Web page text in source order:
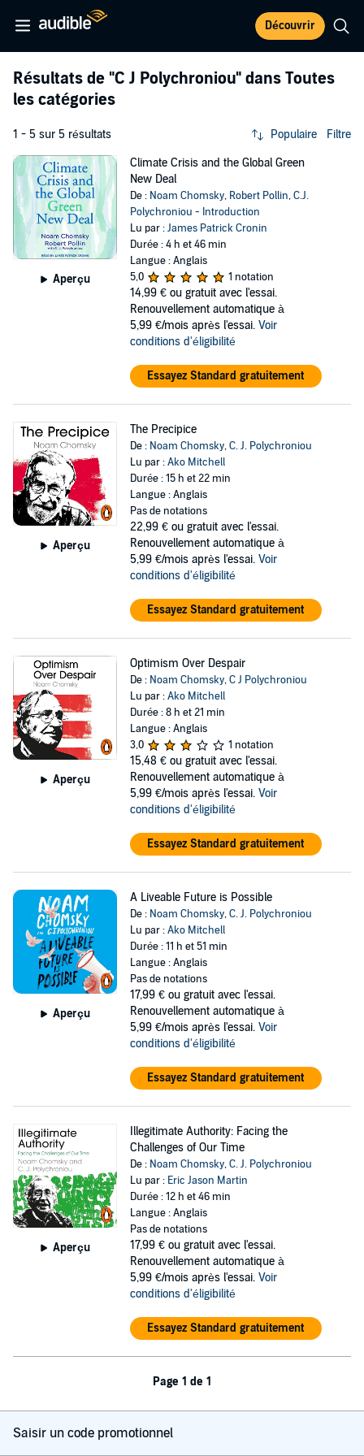
Découvrir
Résultats de "C J Polychroniou" dans Toutes
les catégories
1 - 5 sur 5 résultats Populaire Filtre
Aperçu
Climate Crisis and the Global Green
New Deal
De : Noam Chomsky, Robert Pollin,C.J.
Polychroniou - Introduction
Lu par :James Patrick Cronin
Durée : 4 h et 46 min
Langue : Anglais
5,0
1 notation
14,99 € ou gratuit avec l'essai.
Renouvellement automatique à
5,99 €/mois après l'essai. Voir
conditions d'éligibilité
Essayez Standard gratuitement
Aperçu
The Precipice
De : Noam Chomsky,C. J. Polychroniou
Lu par :Ako Mitchell
Durée : 15 h et 22 min
Langue : Anglais
Pas de notations
22,99 € ou gratuit avec l'essai.
Renouvellement automatique à
5,99 €/mois après l'essai. Voir
conditions d'éligibilité
Essayez Standard gratuitement
Aperçu
Optimism Over Despair
De : Noam Chomsky,C J Polychroniou
Lu par :Ako Mitchell
Durée : 8 h et 21 min
Langue : Anglais
3,0
1 notation
15,48 € ou gratuit avec l'essai.
Renouvellement automatique à
5,99 €/mois après l'essai. Voir
conditions d'éligibilité
Essayez Standard gratuitement
Aperçu
A Liveable Future is Possible
De : Noam Chomsky,C. J. Polychroniou
Lu par :Ako Mitchell
Durée : 11 h et 51 min
Langue : Anglais
Pas de notations
17,99 € ou gratuit avec l'essai.
Renouvellement automatique à
5,99 €/mois après l'essai. Voir
conditions d'éligibilité
Essayez Standard gratuitement
Aperçu
Illegitimate Authority: Facing the
Challenges of Our Time
De : Noam Chomsky,C. J. Polychroniou
Lu par : Eric Jason Martin
Durée : 12 h et 46 min
Langue : Anglais
Pas de notations
17,99 € ou gratuit avec l'essai.
Renouvellement automatique à
5,99 €/mois après l'essai. Voir
conditions d'éligibilité
Essayez Standard gratuitement
Page 1 de 1
Saisir un code promotionnel